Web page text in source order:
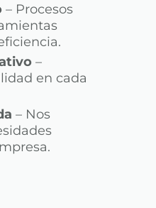
– Procesos
–
en cada
– Nos